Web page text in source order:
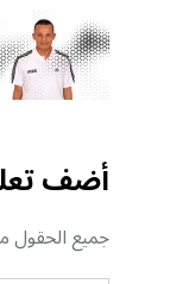
أضف
جميع الحقول